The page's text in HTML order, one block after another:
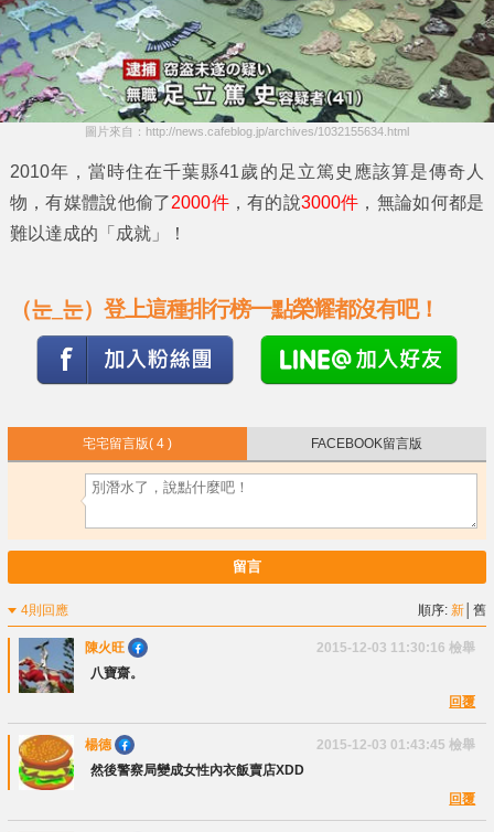
圖片來自：http://news.cafeblog.jp/archives/1032155634.html
2010年，當時住在千葉縣41歲的 足立篤史 應該算是傳奇人
物，有媒體說他偷了2000件，有的說3000件 ，無論如何都是
難以達成的「成就」！
（눈_눈）登上這種排行榜一點榮耀都沒有吧！
宅宅留言版( 4 ) FACEBOOK留言版
留言
4則回應 順序:新 │舊
陳火旺 2015-12-03 11:30:16 檢舉
八寶齋。
回覆
楊德 2015-12-03 01:43:45 檢舉
然後警察局變成女性內衣飯賣店XDD
回覆